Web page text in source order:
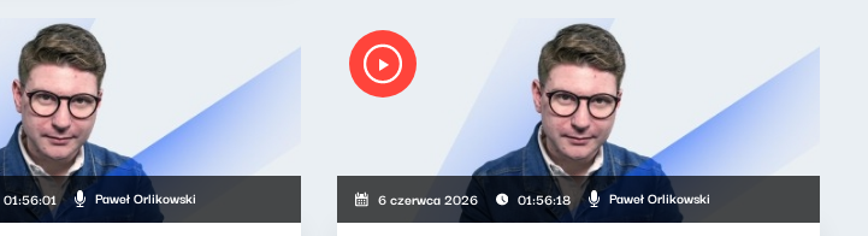
01:56:01 Paweł Orlikowski 6 czerwca 2026 01:56:18 Paweł Orlikowski